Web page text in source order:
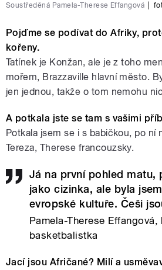
Soustředěná Pamela-Therese Effangová
Pojďme se podívat do Afriky,
kořeny.
Tatínek je Konžan, ale je z toho
mořem, Brazzaville hlavní město.
jen jednou, takže o tom nemohu
A potkala jste se tam s vašimi
Potkala jsem se i s babičkou, po ní
Tereza, Therese francouzsky.
Já na první pohled matu,
jako cizinka, ale byla
evropské kultuře. Češi
Pamela-Therese Effangová,
basketbalistka
Jací jsou Afričané? Milí a